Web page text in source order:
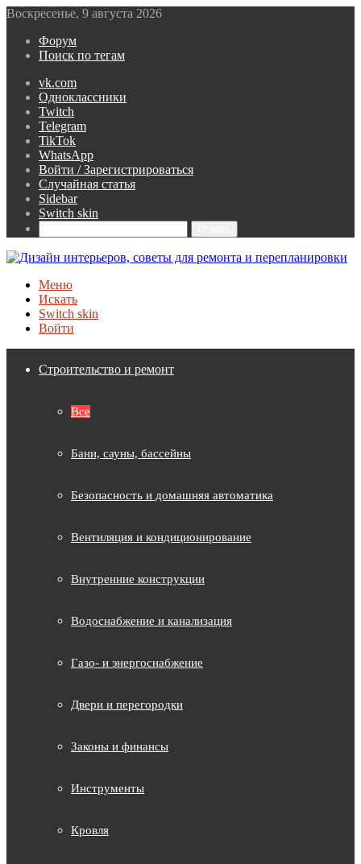
Воскресенье, 9 августа 2026
Форум
Поиск по тегам
vk.com
Одноклассники
Twitch
Telegram
TikTok
WhatsApp
Войти / Зарегистрироваться
Случайная статья
Sidebar
Switch skin
Меню
Искать
Switch skin
Войти
Строительство и ремонт
Все
Бани, сауны, бассейны
Безопасность и домашняя автоматика
Вентиляция и кондиционирование
Внутренние конструкции
Водоснабжение и канализация
Газо- и энергоснабжение
Двери и перегородки
Законы и финансы
Инструменты
Кровля